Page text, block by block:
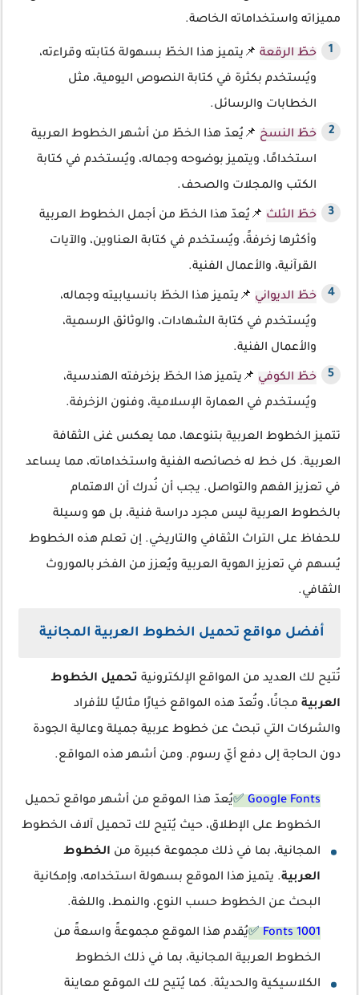
مميزاته واستخداماته الخاصة.
خطّ الرقعة 📌يتميز هذا الخطّ بسهولة كتابته وقراءته،
ويُستخدم بكثرة في كتابة النصوص اليومية، مثل
الخطابات والرسائل.
خطّ النسخ 📌يُعدّ هذا الخطّ من أشهر الخطوط العربية
استخدامًا، ويتميز بوضوحه وجماله، ويُستخدم في كتابة
الكتب والمجلات والصحف.
خطّ الثلث 📌يُعدّ هذا الخطّ من أجمل الخطوط العربية
وأكثرها زخرفةً، ويُستخدم في كتابة العناوين، والآيات
القرآنية، والأعمال الفنية.
خطّ الديواني 📌يتميز هذا الخطّ بانسيابيته وجماله،
ويُستخدم في كتابة الشهادات، والوثائق الرسمية،
والأعمال الفنية.
خطّ الكوفي 📌يتميز هذا الخطّ بزخرفته الهندسية،
ويُستخدم في العمارة الإسلامية، وفنون الزخرفة.
تتميز الخطوط العربية بتنوعها، مما يعكس غنى الثقافة
العربية. كل خط له خصائصه الفنية واستخداماته، مما يساعد
في تعزيز الفهم والتواصل. يجب أن نُدرك أن الاهتمام
بالخطوط العربية ليس مجرد دراسة فنية، بل هو وسيلة
للحفاظ على التراث الثقافي والتاريخي. إن تعلم هذه الخطوط
يُسهم في تعزيز الهوية العربية ويُعزز من الفخر بالموروث
الثقافي.
أفضل مواقع تحميل الخطوط العربية المجانية
تُتيح لك العديد من المواقع الإلكترونية تحميل الخطوط
العربية مجانًا، وتُعدّ هذه المواقع خيارًا مثاليًا للأفراد
والشركات التي تبحث عن خطوط عربية جميلة وعالية الجودة
دون الحاجة إلى دفع أيّ رسوم. ومن أشهر هذه المواقع.
Google Fonts
✅يُعدّ هذا الموقع من أشهر مواقع تحميل
الخطوط على الإطلاق، حيث يُتيح لك تحميل آلاف الخطوط
المجانية، بما في ذلك مجموعة كبيرة من الخطوط
العربية. يتميز هذا الموقع بسهولة استخدامه، وإمكانية
البحث عن الخطوط حسب النوع، والنمط، واللغة.
1001 Fonts
✅يُقدم هذا الموقع مجموعةً واسعةً من
الخطوط العربية المجانية، بما في ذلك الخطوط
الكلاسيكية والحديثة. كما يُتيح لك الموقع معاينة